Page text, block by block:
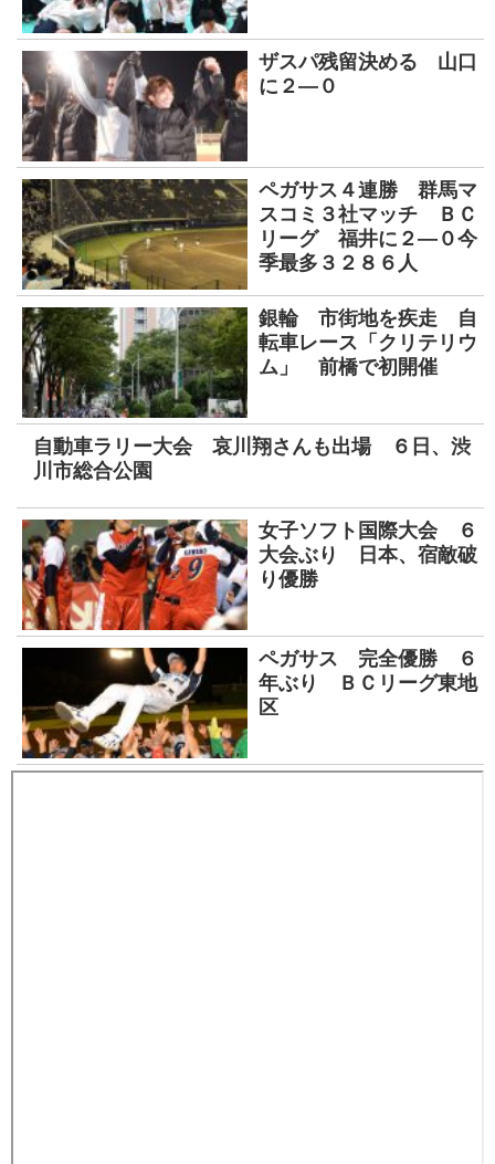
ザスパ残留決める 山口
に２―０
ペガサス４連勝 群馬マ
スコミ３社マッチ ＢＣ
リーグ 福井に２―０今
季最多３２８６人
銀輪 市街地を疾走 自
転車レース「クリテリウ
ム」 前橋で初開催
自動車ラリー大会 哀川翔さんも出場 ６日、渋
川市総合公園
女子ソフト国際大会 ６
大会ぶり 日本、宿敵破
り優勝
ペガサス 完全優勝 ６
年ぶり ＢＣリーグ東地
区